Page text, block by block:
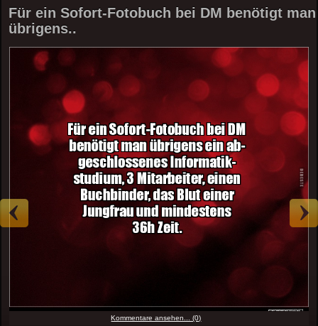
Für ein Sofort-Fotobuch bei DM benötigt man
übrigens..
Kommentare ansehen... (0)